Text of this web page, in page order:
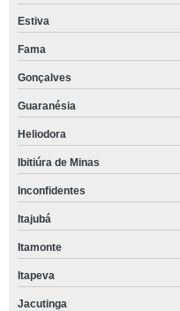
Estiva
Fama
Gonçalves
Guaranésia
Heliodora
Ibitiúra de Minas
Inconfidentes
Itajubá
Itamonte
Itapeva
Jacutinga